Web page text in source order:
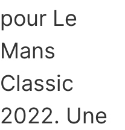
pour Le
Mans
Classic
2022. Une